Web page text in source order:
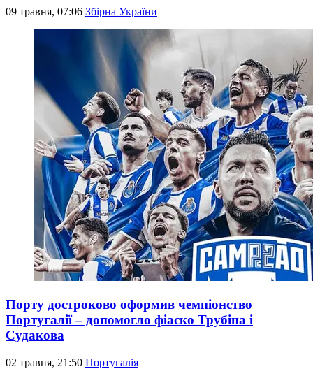
09 травня, 07:06 Збірна України
Порту достроково оформив чемпіонство
Португалії – допомогло фіаско Трубіна і
Судакова
02 травня, 21:50 Португалія